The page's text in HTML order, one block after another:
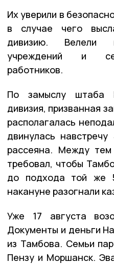
Их уверили в
в случае чего
дивизию. Велели
учреждений и
работников.
По замыслу штаба
дивизия, призванная
располагалась
двинулась
рассеяна. Между
требовал, чтобы
до подхода той же
накануне разогнали
Уже 17 августа
Документы и деньги
из Тамбова. Семьи
Пензу и Моршанск.